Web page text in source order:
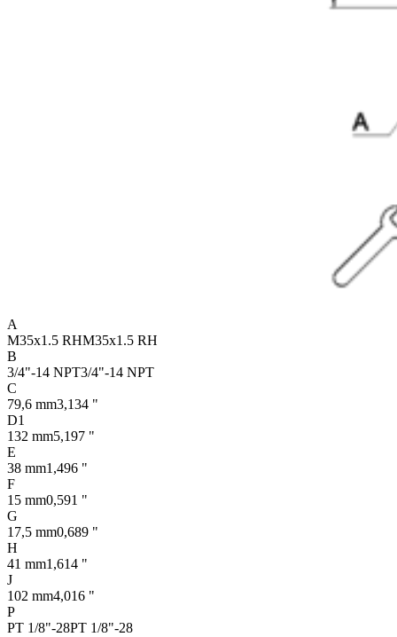
A
M35x1.5 RHM35x1.5 RH
B
3/4"-14 NPT3/4"-14 NPT
C
79,6 mm3,134 "
D1
132 mm5,197 "
E
38 mm1,496 "
F
15 mm0,591 "
G
17,5 mm0,689 "
H
41 mm1,614 "
J
102 mm4,016 "
P
PT 1/8"-28PT 1/8"-28